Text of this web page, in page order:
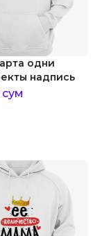
одни
надпись
сум